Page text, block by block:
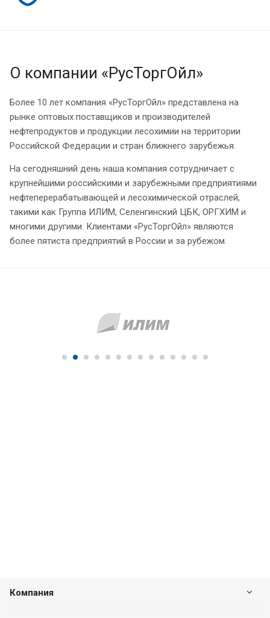
О компании «РусТоргОйл»
Более 10 лет компания «РусТоргОйл» представлена на
рынке оптовых поставщиков и производителей
нефтепродуктов и продукции лесохимии на территории
Российской Федерации и стран ближнего зарубежья.
На сегодняшний день наша компания сотрудничает с
крупнейшими российскими и зарубежными предприятиями
нефтеперерабатывающей и лесохимической отраслей,
такими как Группа ИЛИМ, Селенгинский ЦБК, ОРГХИМ и
многими другими. Клиентами «РусТоргОйл» являются
более пятиста предприятий в России и за рубежом.
Компания